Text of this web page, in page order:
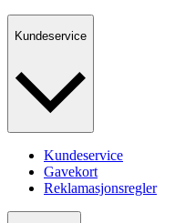
Kundeservice
Kundeservice
Gavekort
Reklamasjonsregler